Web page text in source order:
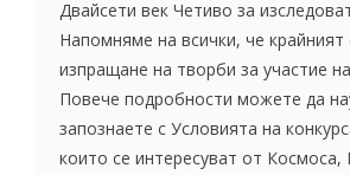
Двайсети век Четиво за
Напомняме на всички, че крайният
изпращане на творби за участие
Повече подробности можете да
запознаете с Условията на
които се интересуват от